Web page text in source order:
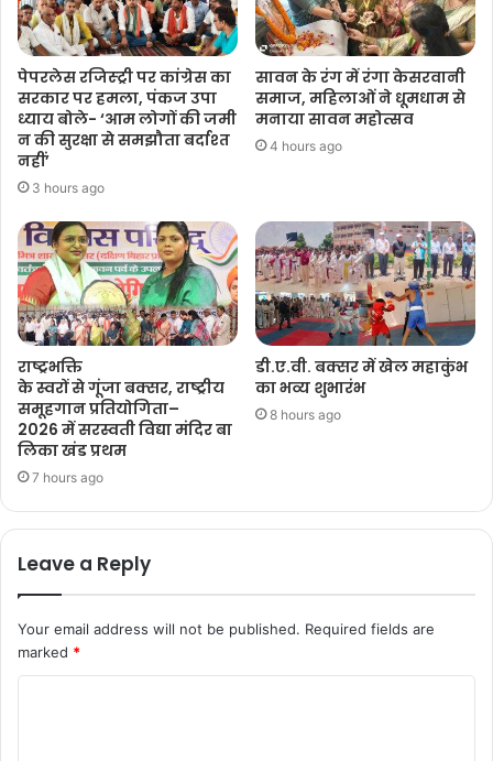
पेपरलेस रजिस्ट्री पर कांग्रेस का
सरकार पर हमला, पंकज उपा
ध्याय बोले- ‘आम लोगों की जमी
न की सुरक्षा से समझौता बर्दाश्त
नहीं’
3 hours ago
सावन के रंग में रंगा केसरवानी
समाज, महिलाओं ने धूमधाम से
मनाया सावन महोत्सव
4 hours ago
राष्ट्रभक्ति
के स्वरों से गूंजा बक्सर, राष्ट्रीय
समूहगान प्रतियोगिता–
2026 में सरस्वती विद्या मंदिर बा
लिका खंड प्रथम
7 hours ago
डी.ए.वी. बक्सर में खेल महाकुंभ
का भव्य शुभारंभ
8 hours ago
Leave a Reply
Your email address will not be published. Required fields are
marked *